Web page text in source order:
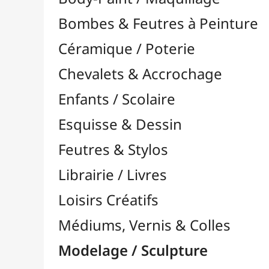
Feutres & Stylos
Librairie / Livres
Loisirs Créatifs
Médiums, Vernis & Colles
Modelage / Sculpture
Accessoires de Modelage 
Modélisme
Outils Multi-Fonctions

Pâtes Polymères
Pyrogravure

Divers
Gouges de Sculpteurs
Pierres à Affûter